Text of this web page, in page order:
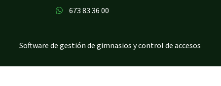
673 83 36 00
Software de gestión de gimnasios y control de accesos